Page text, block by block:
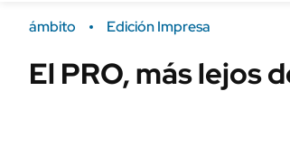
Campo
ámbito Edición Impresa
El PRO, más lejos